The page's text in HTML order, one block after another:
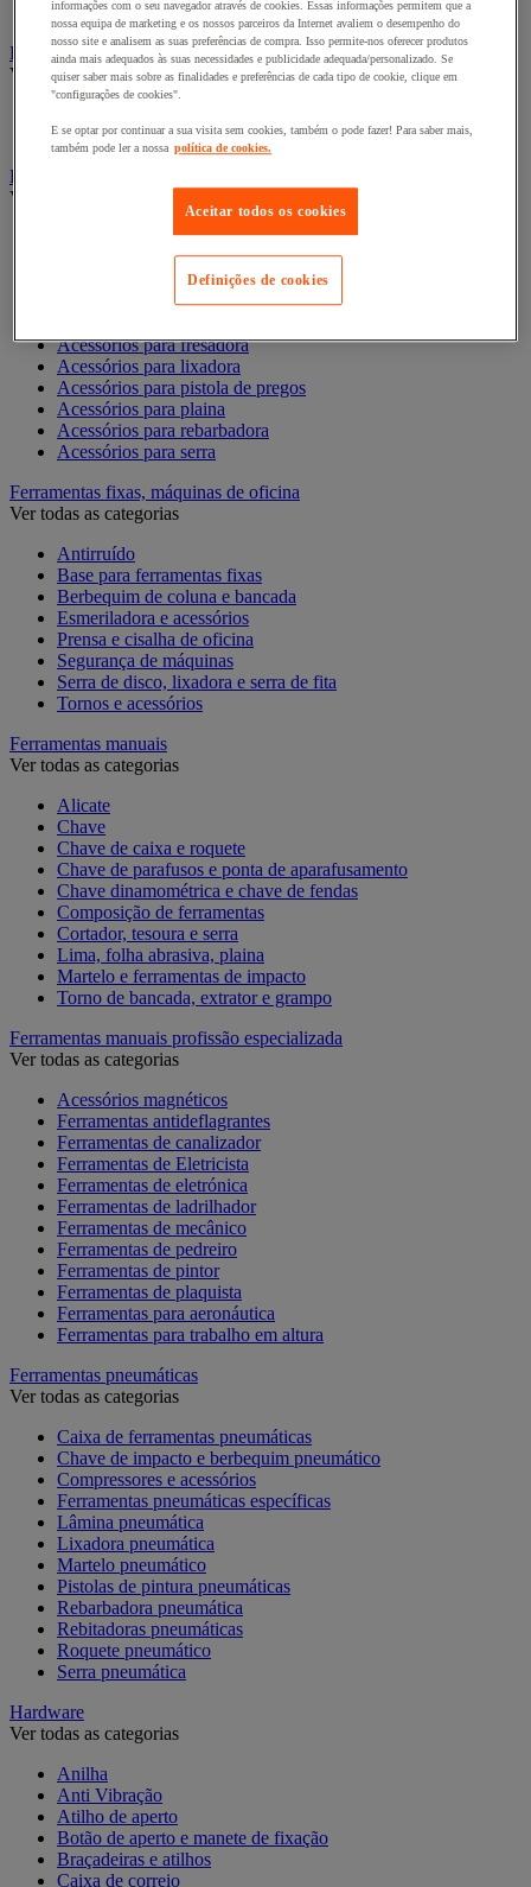
Tomada e interruptor
Ferramentas Elétricas
Ver todas as categorias
Ferramentas elétricas portáteis sem fios
Ferramentas elétricas portáteis - Acessórios
Ver todas as categorias
Acesórios para berbequim
Acessórios para berbequim
Acessórios para cortador-lixador
Acessórios para Dremel
Acessórios para fresadora
Acessórios para lixadora
Acessórios para pistola de pregos
Acessórios para plaina
Acessórios para rebarbadora
Acessórios para serra
Ferramentas fixas, máquinas de oficina
Ver todas as categorias
Antirruído
Base para ferramentas fixas
Berbequim de coluna e bancada
Esmeriladora e acessórios
Prensa e cisalha de oficina
Segurança de máquinas
Serra de disco, lixadora e serra de fita
Tornos e acessórios
Ferramentas manuais
Ver todas as categorias
Alicate
Chave
Chave de caixa e roquete
Chave de parafusos e ponta de aparafusamento
Chave dinamométrica e chave de fendas
Composição de ferramentas
Cortador, tesoura e serra
Lima, folha abrasiva, plaina
Martelo e ferramentas de impacto
Torno de bancada, extrator e grampo
Ferramentas manuais profissão especializada
Ver todas as categorias
Acessórios magnéticos
Ferramentas antideflagrantes
Ferramentas de canalizador
Ferramentas de Eletricista
Ferramentas de eletrónica
Ferramentas de ladrilhador
Ferramentas de mecânico
Ferramentas de pedreiro
Ferramentas de pintor
Ferramentas de plaquista
Ferramentas para aeronáutica
Ferramentas para trabalho em altura
Ferramentas pneumáticas
Ver todas as categorias
Caixa de ferramentas pneumáticas
Chave de impacto e berbequim pneumático
Compressores e acessórios
Ferramentas pneumáticas específicas
Lâmina pneumática
Lixadora pneumática
Martelo pneumático
Pistolas de pintura pneumáticas
Rebarbadora pneumática
Rebitadoras pneumáticas
Roquete pneumático
Serra pneumática
Hardware
Ver todas as categorias
Anilha
Anti Vibração
Atilho de aperto
Botão de aperto e manete de fixação
Braçadeiras e atilhos
Caixa de correio
informações com o seu navegador através de cookies. Essas informações permitem que a
nossa equipa de marketing e os nossos parceiros da Internet avaliem o desempenho do
nosso site e analisem as suas preferências de compra. Isso permite-nos oferecer produtos
ainda mais adequados às suas necessidades e publicidade adequada/personalizado. Se
quiser saber mais sobre as finalidades e preferências de cada tipo de cookie, clique em
"configurações de cookies".
E se optar por continuar a sua visita sem cookies, também o pode fazer! Para saber mais,
também pode ler a nossa política de cookies.
Aceitar todos os cookies
Definições de cookies